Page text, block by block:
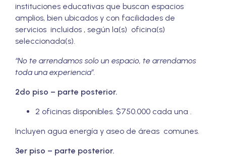
instituciones educativas que buscan espacios
amplios, bien ubicados y con facilidades de
servicios incluidos , según la(s) oficina(s)
seleccionada(s).
“No te arrendamos solo un espacio, te arrendamos
toda una experiencia”.
2do piso – parte posterior.
2 oficinas disponibles. $750.000 cada una .
Incluyen agua energía y aseo de áreas comunes.
3er piso – parte posterior.